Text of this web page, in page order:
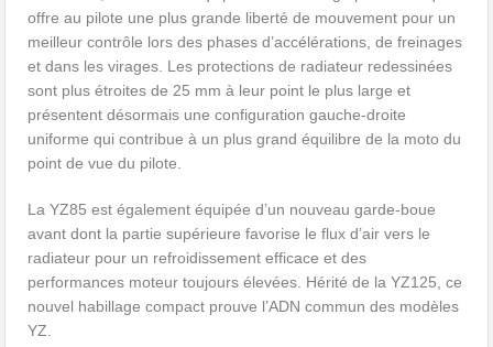
offre au pilote une plus grande liberté de mouvement pour un
meilleur contrôle lors des phases d’accélérations, de freinages
et dans les virages. Les protections de radiateur redessinées
sont plus étroites de 25 mm à leur point le plus large et
présentent désormais une configuration gauche-droite
uniforme qui contribue à un plus grand équilibre de la moto du
point de vue du pilote.
La YZ85 est également équipée d’un nouveau garde-boue
avant dont la partie supérieure favorise le flux d’air vers le
radiateur pour un refroidissement efficace et des
performances moteur toujours élevées. Hérité de la YZ125, ce
nouvel habillage compact prouve l’ADN commun des modèles
YZ.